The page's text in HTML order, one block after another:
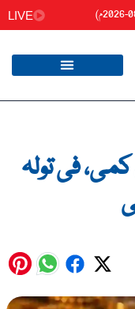
LIVE
فی تولہ